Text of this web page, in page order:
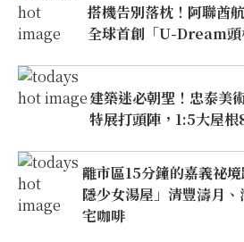
搭機告別落枕！阿聯酋
全球首創「U-Dream頭
建築迷必朝聖！忠泰美
特展打頭陣，1:5大屋
離市區15分鐘的嘉義祕
隱少女湯屋」清豐濤月
宅咖啡